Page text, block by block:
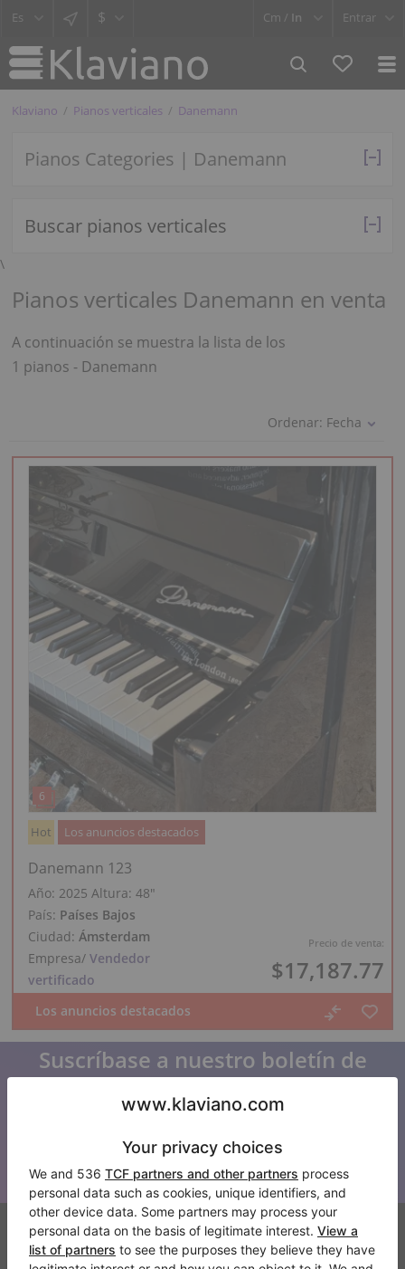
$ Cm / In Entrar
Klaviano Pianos verticales Danemann
Pianos Categories | Danemann
Buscar pianos verticales
\
Pianos verticales Danemann en venta
A continuación se muestra la lista de los
1 pianos - Danemann
Ordenar: Fecha
Precio de venta:
$17,187.77
Hot Los anuncios destacados
Danemann 123
Año: 2025 Altura: 48″
País: Países Bajos
Ciudad: Ámsterdam
Empresa/ Vendedor
vertificado
Suscríbase a nuestro boletín de
noticias
Klaviano